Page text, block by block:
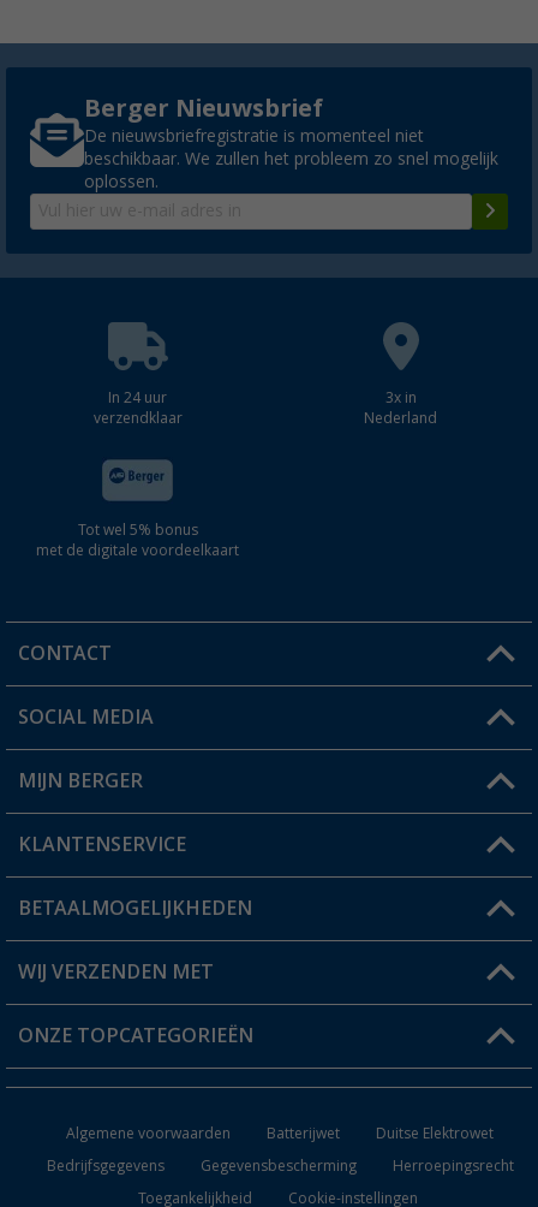
Berger Nieuwsbrief
De nieuwsbriefregistratie is momenteel niet
beschikbaar. We zullen het probleem zo snel mogelijk
oplossen.
In 24 uur
verzendklaar
3x in
Nederland
Tot wel 5% bonus
met de digitale voordeelkaart
CONTACT
Een vraag?
Winkel vinden
SOCIAL MEDIA
MIJN BERGER
Mijn account
Status bestelling
Verlanglijstje
KLANTENSERVICE
FAQ & Contact
Verzendinformatie
Catalogus
BETAALMOGELIJKHEDEN
WIJ VERZENDEN MET
ONZE TOPCATEGORIEËN
Algemene voorwaarden Batterijwet
Duitse Elektrowet
Bedrijfsgegevens
Gegevensbescherming
Herroepingsrecht
Toegankelijkheid
Cookie-instellingen